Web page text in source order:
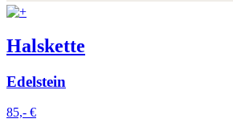
Halskette
Edelstein
85,- €